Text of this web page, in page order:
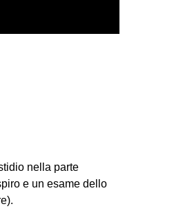
nella parte
e un esame dello